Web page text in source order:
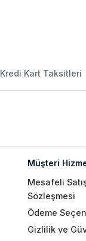
Kredi Kart Taksitleri
Müşteri
Mesafeli
Sözleşmesi
Ödeme
Gizlilik ve